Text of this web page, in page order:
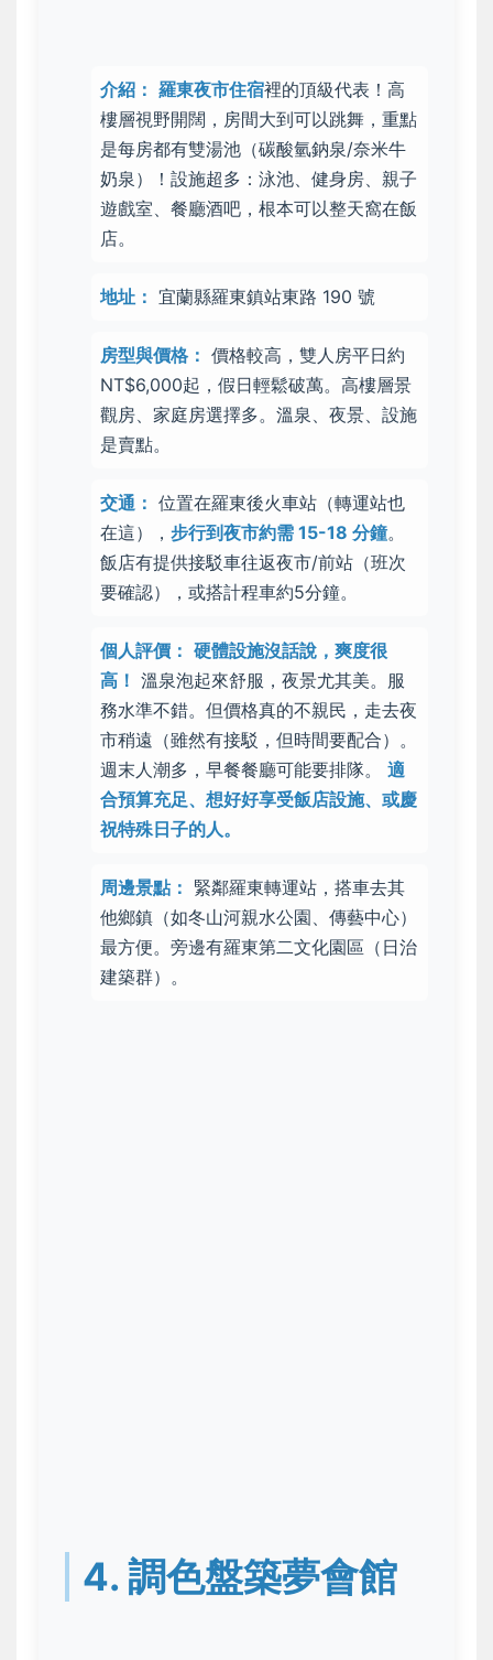
介紹： 羅東夜市住宿裡的頂級代表 ！高
樓層視野開闊，房間大到可以跳舞，重點
是每房都有雙湯池（碳酸氫鈉泉/奈米牛
奶泉）
！設施超多：泳池、健身房、親子
遊戲室、餐廳酒吧，根本可以整天窩在飯
店。
地址： 宜蘭縣羅東鎮站東路 190 號
房型與價格： 價格較高，雙人房平日約
NT$6,000起，假日輕鬆破萬。高樓層景
觀房、家庭房選擇多。溫泉、夜景、設施
是賣點。
交通： 位置在羅東後火車站（轉運站也
在這）， 步行到夜市約需 15-18 分鐘。
飯店有提供接駁車往返夜市/前站 （班次
要確認），或搭計程車約5分鐘。
個人評價： 硬體設施沒話說，爽度很
高！ 溫泉泡起來舒服，夜景尤其美。服
務水準不錯。但價格真的不親民 ，走去夜
市稍遠（雖然有接駁，但時間要配合）。
週末人潮多，早餐餐廳可能要排隊。 適
合預算充足、想好好享受飯店設施、或慶
祝特殊日子的人。
周邊景點： 緊鄰羅東轉運站，搭車去其
他鄉鎮（如冬山河親水公園、傳藝中心）
最方便。旁邊有羅東第二文化園區（日治
建築群）。
4. 調色盤築夢會館